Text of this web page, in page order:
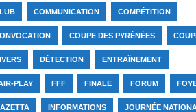
COMMUNICATION COMPÉTITION
COUPE DES PYRÉNÉES
DÉTECTION ENTRAÎNEMENT
PLAY FFF FINALE FORUM
INFORMATIONS JOURNÉE